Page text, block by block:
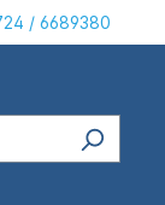
/ 6689380